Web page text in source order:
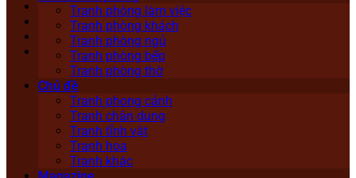
Tranh phòng làm việc
Tranh phòng khách
Tranh phòng ngủ
Tranh phòng bếp
Tranh phòng thờ
Chủ đề
Tranh phong cảnh
Tranh chân dung
Tranh tĩnh vật
Tranh hoa
Tranh khác